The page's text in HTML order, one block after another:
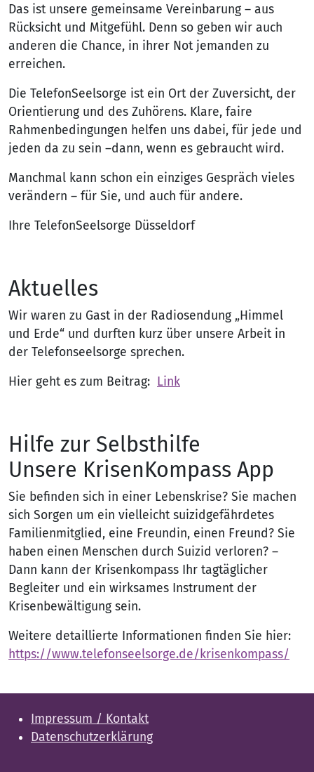
Das ist unsere gemeinsame Vereinbarung – aus
Rücksicht und Mitgefühl. Denn so geben wir auch
anderen die Chance, in ihrer Not jemanden zu
erreichen.
Die TelefonSeelsorge ist ein Ort der Zuversicht, der
Orientierung und des Zuhörens. Klare, faire
Rahmenbedingungen helfen uns dabei, für jede und
jeden da zu sein –dann, wenn es gebraucht wird.
Manchmal kann schon ein einziges Gespräch vieles
verändern – für Sie, und auch für andere.
Ihre TelefonSeelsorge Düsseldorf
Aktuelles
Wir waren zu Gast in der Radiosendung „Himmel
und Erde“ und durften kurz über unsere Arbeit in
der Telefonseelsorge sprechen.
Hier geht es zum Beitrag: Link
Hilfe zur Selbsthilfe
Unsere KrisenKompass App
Sie befinden sich in einer Lebenskrise? Sie machen
sich Sorgen um ein vielleicht suizidgefährdetes
Familienmitglied, eine Freundin, einen Freund? Sie
haben einen Menschen durch Suizid verloren? –
Dann kann der Krisenkompass Ihr tagtäglicher
Begleiter und ein wirksames Instrument der
Krisenbewältigung sein.
Weitere detaillierte Informationen finden Sie hier:
https://www.telefonseelsorge.de/krisenkompass/
Impressum / Kontakt
Datenschutzerklärung